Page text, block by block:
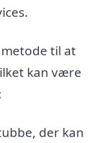
til at
kan være
der kan